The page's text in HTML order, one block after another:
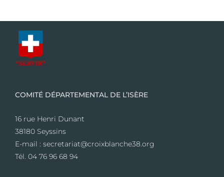
COMITÉ DÉPARTEMENTAL DE L’ISÈRE
16 rue Henri Dunant
38180 Seyssins
E-mail : secretariat@croixblanche38.org
Tél. 04 76 96 68 94